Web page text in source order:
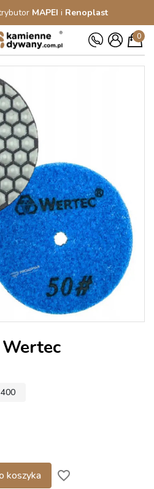
MAPEI i Renoplast
0
400
koszyka favorite_border